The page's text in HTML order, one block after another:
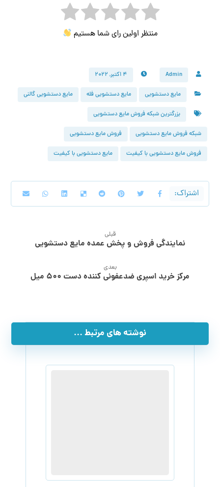
منتظر اولین رای شما هستیم
Admin ۴ اکتبر, ۲۰۲۲
مایع دستشویی مایع دستشویی فله مایع دستشویی گالنی
بزرگترین شبکه فروش مایع دستشویی
شبکه فروش مایع دستشویی فروش مایع دستشویی
فروش مایع دستشویی با کیفیت مایع دستشویی با کیفیت
قبلی
نمایندگی فروش و پخش عمده مایع دستشویی
بعدی
مرکز خرید اسپری ضدعفونی کننده دست ۵۰۰ میل
نوشته های مرتبط ...